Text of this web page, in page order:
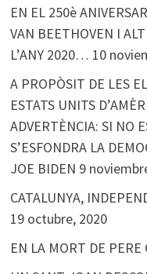
EN EL 250è
VAN BEETHOVEN I
L’ANY 2020… 10
A PROPÒSIT DE LES
ESTATS UNITS
ADVERTÈNCIA: SI NO
S’ESFONDRA LA
JOE BIDEN 9
CATALUNYA,
19 octubre, 2020
EN LA MORT DE PERE